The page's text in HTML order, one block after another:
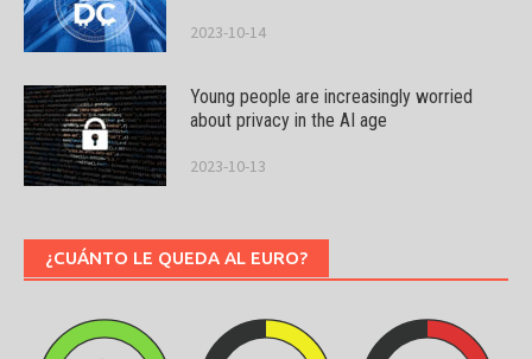
2023-10-14
Young people are increasingly worried
about privacy in the AI age
2023-10-13
¿CUÁNTO LE QUEDA AL EURO?